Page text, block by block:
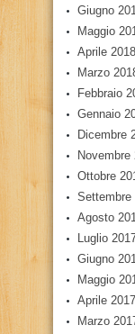
Giugno
Maggio
Aprile 2018
Marzo
Febbraio
Gennaio
Dicembre
Novembre
Ottobre
Settembre
Agosto
Luglio
Giugno
Maggio
Aprile 2017
Marzo